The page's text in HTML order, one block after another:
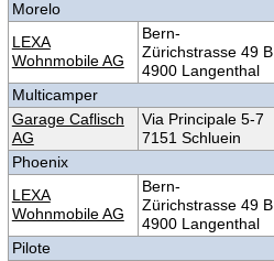
Morelo
LEXA
Wohnmobile AG
Bern-
Zürichstrasse 49 B
4900 Langenthal
Multicamper
Garage Caflisch
AG
Via Principale 5-7
7151 Schluein
Phoenix
LEXA
Wohnmobile AG
Bern-
Zürichstrasse 49 B
4900 Langenthal
Pilote